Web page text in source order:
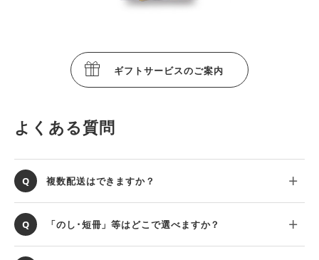
ギフトサービスのご案内
よくある質問
複数配送はできますか？
「のし･短冊」等はどこで選べますか？